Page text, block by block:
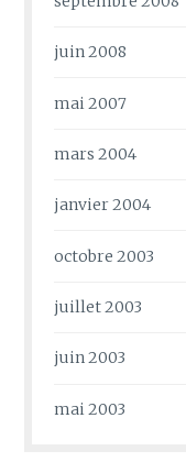
juin 2008
mai 2007
mars 2004
janvier 2004
octobre 2003
juillet 2003
juin 2003
mai 2003